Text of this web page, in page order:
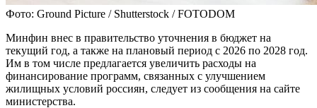
Фото: Ground Picture / Shutterstock / FOTODOM
Минфин внес в правительство уточнения в бюджет на
текущий год, а также на плановый период с 2026 по 2028 год.
Им в том числе предлагается увеличить расходы на
финансирование программ, связанных с улучшением
жилищных условий россиян, следует из сообщения на сайте
министерства.